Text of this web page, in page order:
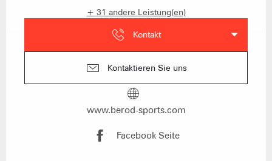
+ 31 andere Leistung(en)
Kontakt
Kontaktieren Sie uns
www.berod-sports.com
Facebook Seite